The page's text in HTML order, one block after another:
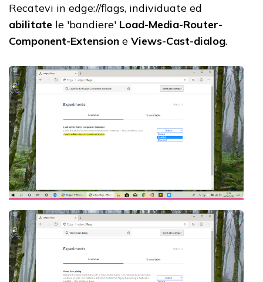
Recatevi in edge://flags, individuate ed
abilitate le 'bandiere' Load-Media-Router-
Component-Extension e Views-Cast-dialog.